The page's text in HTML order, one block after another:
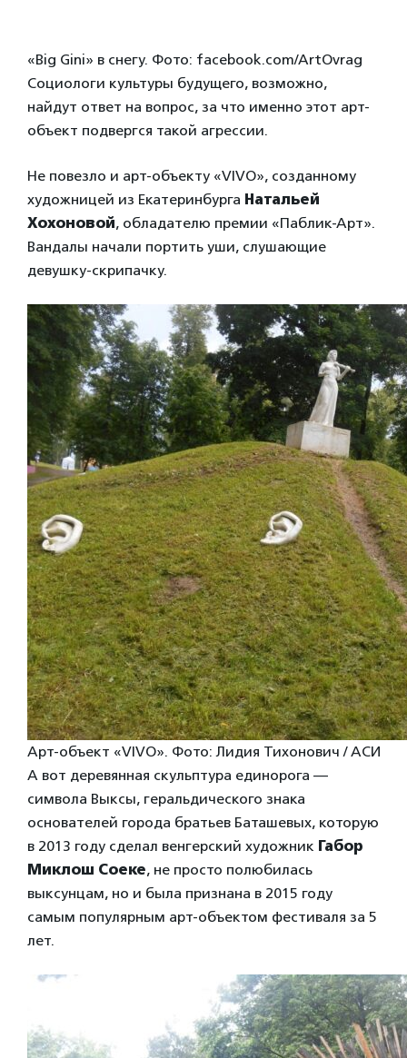
«Big Gini» в снегу. Фото: facebook.com/ArtOvrag
Социологи культуры будущего, возможно,
найдут ответ на вопрос, за что именно этот арт-
объект подвергся такой агрессии.
Не повезло и арт-объекту «VIVO», созданному
художницей из Екатеринбурга Натальей
Хохоновой, обладателю премии «Паблик-Арт».
Вандалы начали портить уши, слушающие
девушку-скрипачку.
Арт-объект «VIVO». Фото: Лидия Тихонович / АСИ
А вот деревянная скульптура единорога —
символа Выксы, геральдического знака
основателей города братьев Баташевых, которую
в 2013 году сделал венгерский художник Габор
Миклош Соеке, не просто полюбилась
выксунцам, но и была признана в 2015 году
самым популярным арт-объектом фестиваля за 5
лет.